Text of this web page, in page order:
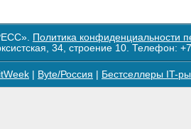
Политика конфиденциальности
34, строение 10. Телефон:
itWeek Byte/Россия Бестселлеры IT-